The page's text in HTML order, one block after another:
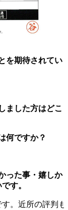
を期待されてい
ました方はどこ
何ですか？
った事・嬉しか
す。
。近所の評判も